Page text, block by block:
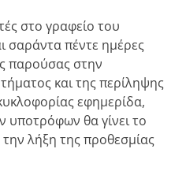
στο γραφείο του
σαράντα πέντε ημέρες
παρούσας στην
και της περίληψης
εφημερίδα,
υποτρόφων θα γίνει το
λήξη της προθεσμίας